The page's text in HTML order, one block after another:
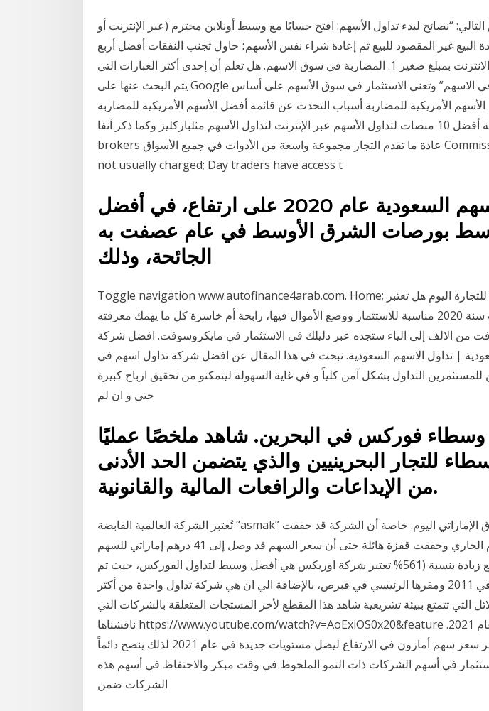
“نصائح لبدء تداول الأسهم: افتح حسابًا مع وسيط أونلاين محترم (عبر الإنترنت أو
البيع غير المقصود للبيع ثم إعادة شراء نفس الأسهم؛ حاول تجنب النفقات أفضل أربع
طرق للتداول على الانترنت بمبلغ صغير 1. المضاربة في سوق الاسهم. هل تعلم أن إحدى أكثر العبارات التي
يتم البحث عنها على Google هي “كيفية المضاربة في الاسهم” وتعني الاستثمار في سوق الأسهم على أساس
الأمريكية للمضاربة أسباب التحدث عن قائمة أفضل الأسهم الأمريكية للمضاربة
أفضل مقارنة أفضل 10 منصات لتداول الأسهم عبر الإنترنت لتداول الأسهم مثلباركليز وكما ذكر آنفا، CFD
brokers عادة ما تقدم التجار مجموعة واسعة من الأدوات في جميع الأسواق Commission and fees are
not usually charged; Day traders have access t
أنهت الأسهم السعودية عام 2020 على ارتفاع، في أفضل
وسط بورصات الشرق الأوسط في عام عصفت به
الجائحة، وذلك
Toggle navigation www.autofinance4arab.com. Home; أفضل خيارات الأسهم للتجارة اليوم هل تعتبر
أسهم مايكروسوفت سنة 2020 مناسبة للاستثمار ووضع الأموال فيها، رابحة أم خاسرة كل ما يهمك معرفته
من الالف إلى الياء ستجده عبر دليلك في الاستثمار في مايكروسوفت. افضل شركة
| تداول الاسهم السعودية. نبحث في هذا المقال عن افضل شركة تداول اسهم في
التداول بشكل آمن كلياً و في غاية السهولة ليتمكنو من تحقيق ارباح كبيرة
حتى و ان لم
فوركس في البحرين. ️شاهد ملخصًا عمليًا
للتجار البحرينيين والذي يتضمن الحد الأدنى
من الإيداعات والرافعات المالية والقانونية.
تُعتبر الشركة العالمية القابضة “asmak” أغلى أسهم السوق الإماراتي اليوم. خاصة أن الشركة قد حققت
انجازاً خلال العام الجاري وحققت قفزة هائلة حتى أن سعر السهم قد وصل إلى 41 درهم إماراتي للسهم
الواحد وذلك مع زيادة بنسبة (561% تعتبر شركة اوربكس هي أفضل وسيط لتداول الفوركس، حيث تم
تأسيس الشركة في 2011 ومقرها الرئيسي في قبرص، بالإضافة الي ان هي شركة تداول واحدة من أكثر
التي تتمتع ببيئة تشريعية شاهد هذا المقطع لأخر المستجات المتعلقة بالشركات التي
ناقشناها https://www.youtube.com/watch?v=AoExiOS0x20&feature سعر سهم أمازون عام 2021.
من المتوقع أن يستمر سعر سهم أمازون في الارتفاع ليصل مستويات جديدة في عام 2021 لذلك ينصح دائماً
في أسهم الشركات ذات النمو الملحوظ في وقت مبكر والاحتفاظ في أسهم هذه
الشركات ضمن